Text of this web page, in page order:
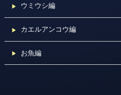
ウミウシ編
カエルアンコウ編
お魚編